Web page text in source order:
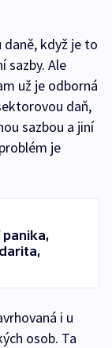
když je to
sazby. Ale
už je odborná
daň,
sazbou a jiní
je
i u
osob. Ta